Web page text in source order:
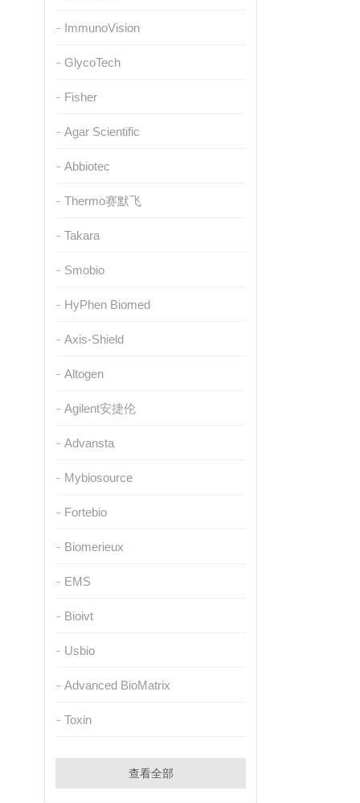
ImmunoVision
GlycoTech
Fisher
Agar Scientific
Abbiotec
Thermo赛默飞
Takara
Smobio
HyPhen Biomed
Axis-Shield
Altogen
Agilent安捷伦
Advansta
Mybiosource
Fortebio
Biomerieux
EMS
Bioivt
Usbio
Advanced BioMatrix
Toxin
查看全部